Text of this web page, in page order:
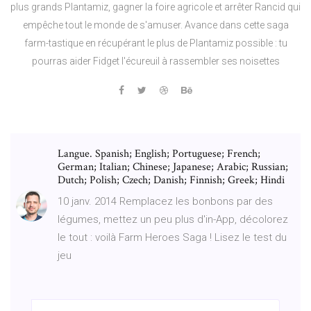
plus grands Plantamiz, gagner la foire agricole et arrêter Rancid qui
empêche tout le monde de s'amuser. Avance dans cette saga
farm-tastique en récupérant le plus de Plantamiz possible : tu
pourras aider Fidget l'écureuil à rassembler ses noisettes
Langue. Spanish; English; Portuguese; French;
German; Italian; Chinese; Japanese; Arabic; Russian;
Dutch; Polish; Czech; Danish; Finnish; Greek; Hindi
10 janv. 2014 Remplacez les bonbons par des
légumes, mettez un peu plus d'in-App, décolorez
le tout : voilà Farm Heroes Saga ! Lisez le test du
jeu